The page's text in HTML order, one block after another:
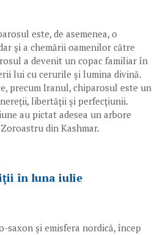
este, de asemenea, o
şi a chemării oamenilor către
a devenit un copac familiar în
lui cu cerurile şi lumina divină.
precum Iranul, chiparosul este un
libertăţii şi perfecţiunii.
au pictat adesea un arbore
din Kashmar.
în luna iulie
saxon şi emisfera nordică, încep